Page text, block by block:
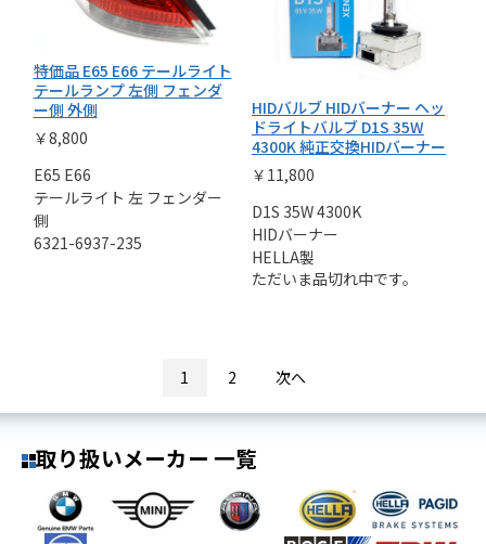
特価品 E65 E66 テールライト
テールランプ 左側 フェンダ
ー側 外側
￥8,800
E65 E66
テールライト 左 フェンダー
側
6321-6937-235
HIDバルブ HIDバーナー ヘッ
ドライトバルブ D1S 35W
4300K 純正交換HIDバーナー
￥11,800
D1S 35W 4300K
HIDバーナー
HELLA製
ただいま品切れ中です。
1 2 次へ
取り扱いメーカー 一覧